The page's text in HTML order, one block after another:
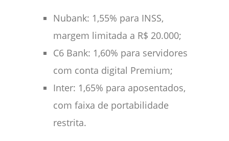
Nubank: 1,55% para INSS,
margem limitada a R$ 20.000;
C6 Bank: 1,60% para servidores
com conta digital Premium;
Inter: 1,65% para aposentados,
com faixa de portabilidade
restrita.